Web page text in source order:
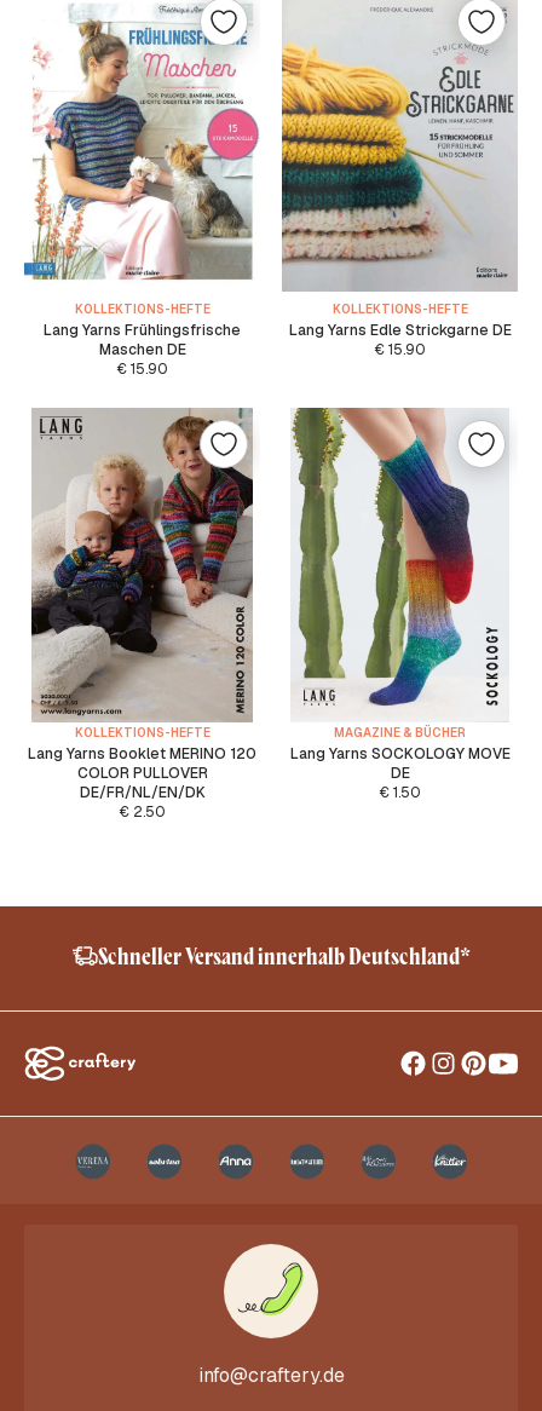
KOLLEKTIONS-HEFTE
Lang Yarns Frühlingsfrische
Maschen DE
€15.90
KOLLEKTIONS-HEFTE
Lang Yarns Edle Strickgarne DE
€15.90
KOLLEKTIONS-HEFTE
Lang Yarns Booklet MERINO 120
COLOR PULLOVER
DE/FR/NL/EN/DK
€ 2.50
MAGAZINE & BÜCHER
Lang Yarns SOCKOLOGY MOVE
DE
€1.50
Sheep Friendly – No Mulesing
info@craftery.de